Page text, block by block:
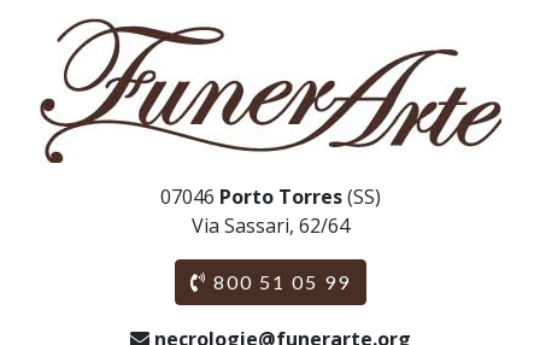
07046 Porto Torres(SS)
Via Sassari, 62/64
800 51 05 99
necrologie@funerarte.org